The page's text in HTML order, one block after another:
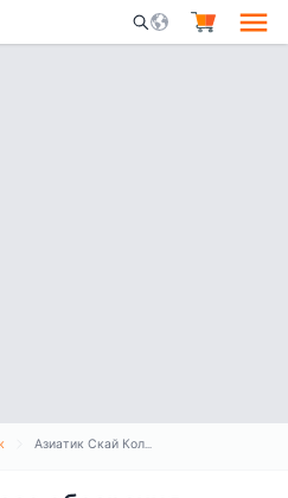
Mobile Search
Азиатик Скай Колесо обозрения